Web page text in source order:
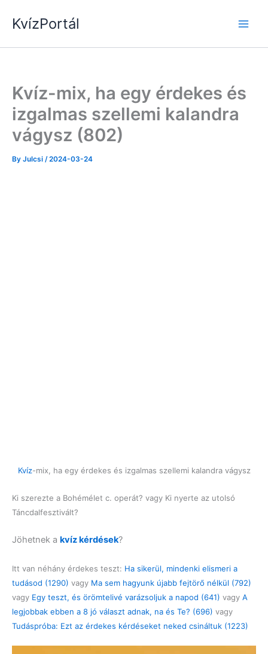
KvízPortál
Kvíz-mix, ha egy érdekes és
izgalmas szellemi kalandra
vágysz (802)
By Julcsi /2024-03-24
Kvíz-mix, ha egy érdekes és izgalmas szellemi kalandra vágysz
Ki szerezte a Bohémélet c. operát? vagy Ki nyerte az utolsó
Táncdalfesztivált?
Jöhetnek a kvíz kérdések?
Itt van néhány érdekes teszt: Ha sikerül, mindenki elismeri a
tudásod (1290) vagy Ma sem hagyunk újabb fejtörő nélkül (792)
vagy Egy teszt, és örömtelivé varázsoljuk a napod (641) vagy A
legjobbak ebben a 8 jó választ adnak, na és Te? (696) vagy
Tudáspróba: Ezt az érdekes kérdéseket neked csináltuk (1223)